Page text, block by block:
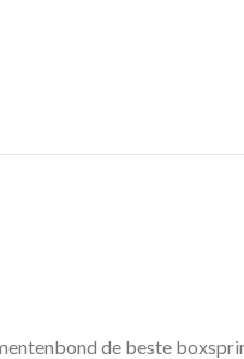
de beste